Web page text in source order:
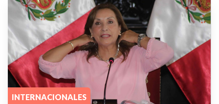
INTERNACIONALES